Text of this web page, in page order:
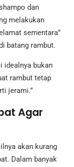
dan
melakukan
sementara”
batang rambut.
idealnya bukan
rambut tetap
jerami.”
Agar
akan kurang
Dalam banyak